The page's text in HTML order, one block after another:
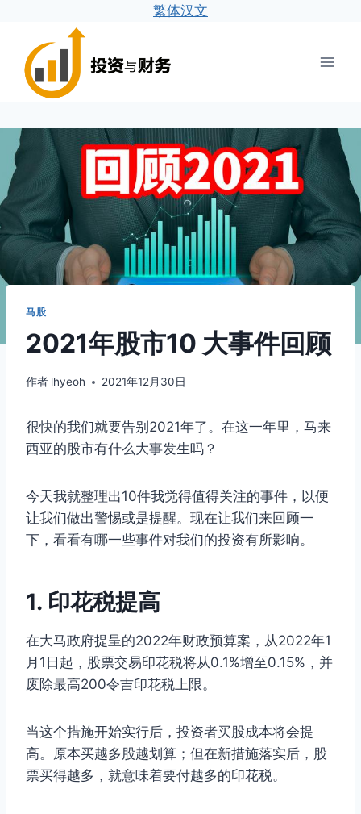
繁体汉文
马股
2021年股市10 大事件回顾
作者 lhyeoh 2021年12月30日
很快的我们就要告别2021年了。在这一年里，马来
西亚的股市有什么大事发生吗？
今天我就整理出10件我觉得值得关注的事件，以便
让我们做出警惕或是提醒。现在让我们来回顾一
下，看看有哪一些事件对我们的投资有所影响。
1. 印花税提高
在大马政府提呈的2022年财政预算案，从2022年1
月1日起，股票交易印花税将从0.1%增至0.15%，并
废除最高200令吉印花税上限。
当这个措施开始实行后，投资者买股成本将会提
高。原本买越多股越划算；但在新措施落实后，股
票买得越多，就意味着要付越多的印花税。